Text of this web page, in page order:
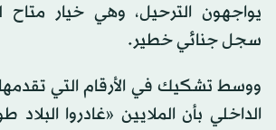
يواجهون الترحيل، وهي خيار
سجل جنائي خطير.
ووسط تشكيك في الأرقام التي تقدمها،
الداخلي بأن الملايين «غادروا